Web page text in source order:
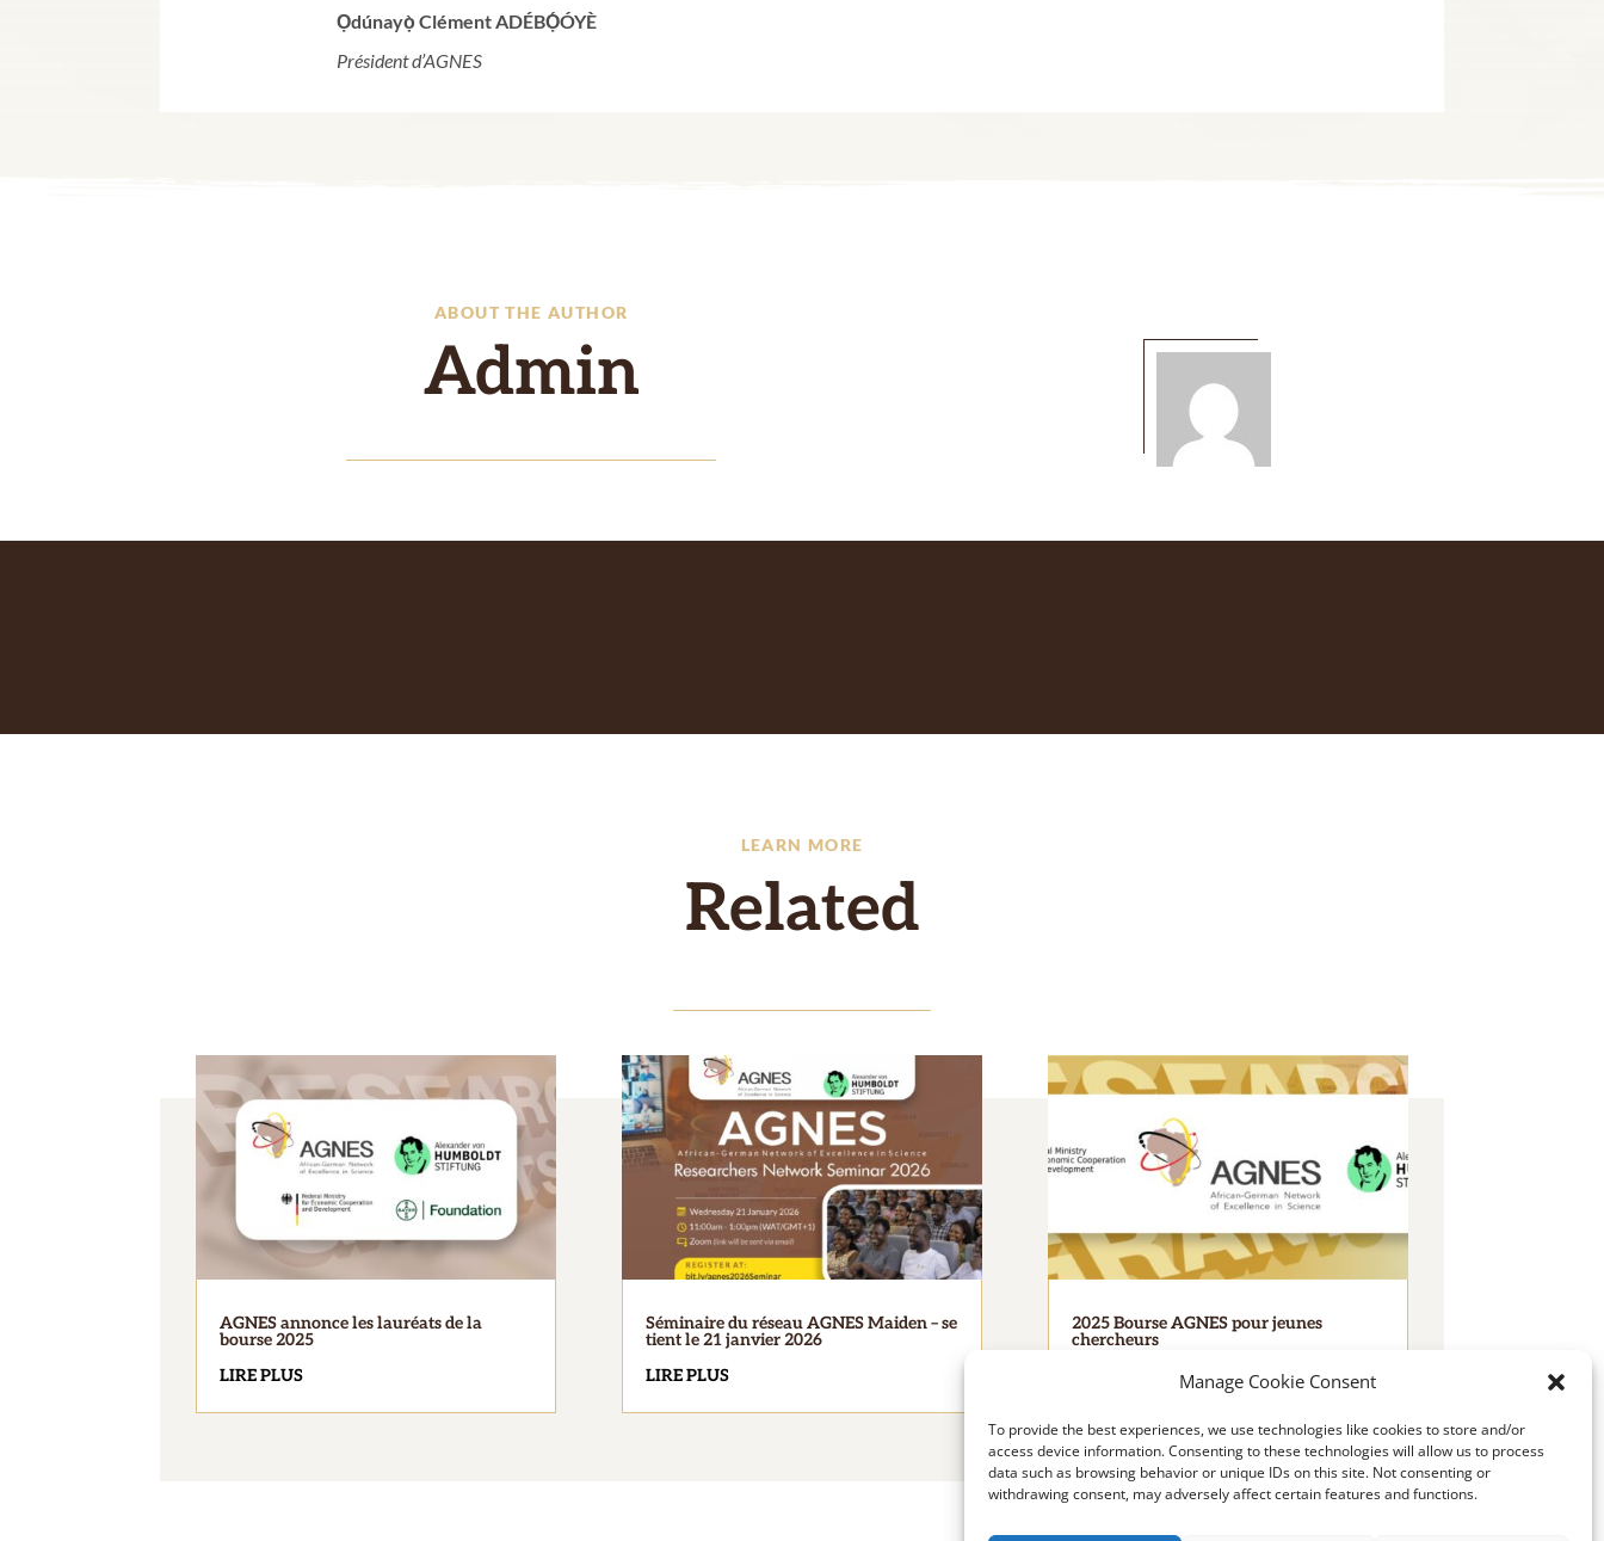
Manage Cookie Consent
To provide the best experiences, we use technologies like cookies to store and/or
access device information. Consenting to these technologies will allow us to process
data such as browsing behavior or unique IDs on this site. Not consenting or
withdrawing consent, may adversely affect certain features and functions.
Ọdúnayọ̀ Clément ADÉBỌ́ÓYÈ
Président d’AGNES
ABOUT THE AUTHOR
Admin
LEARN MORE
Related
AGNES annonce les lauréats de la
bourse 2025
LIRE PLUS
Séminaire du réseau AGNES Maiden – se
tient le 21 janvier 2026
LIRE PLUS
2025 Bourse AGNES pour jeunes
chercheurs